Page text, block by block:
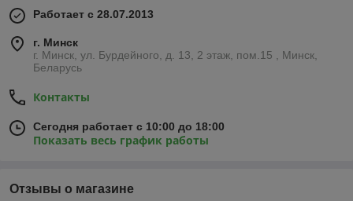
Работает с 28.07.2013
г. Минск
г. Минск, ул. Бурдейного, д. 13, 2 этаж, пом.15 , Минск,
Беларусь
Контакты
Сегодня работает с 10:00 до 18:00
Показать весь график работы
Отзывы о магазине